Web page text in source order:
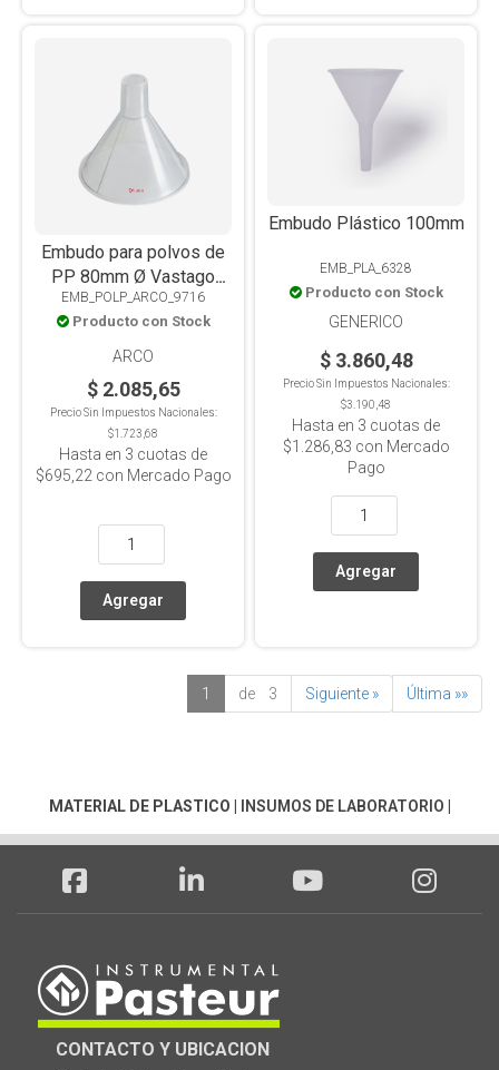
Embudo para polvos de
PP 80mm Ø Vastago
30mm, Autoclavable
EMB_POLP_ARCO_9716
Producto con Stock
ARCO
$ 2.085,65
Precio Sin Impuestos Nacionales:
$1.723,68
Hasta en 3 cuotas de
$695,22 con Mercado Pago
Embudo Plástico 100mm
EMB_PLA_6328
Producto con Stock
GENERICO
$ 3.860,48
Precio Sin Impuestos Nacionales:
$3.190,48
Hasta en 3 cuotas de
$1.286,83 con Mercado
Pago
1 de 3 Siguiente » Última »»
MATERIAL DE PLASTICO INSUMOS DE LABORATORIO
CONTACTO Y UBICACION